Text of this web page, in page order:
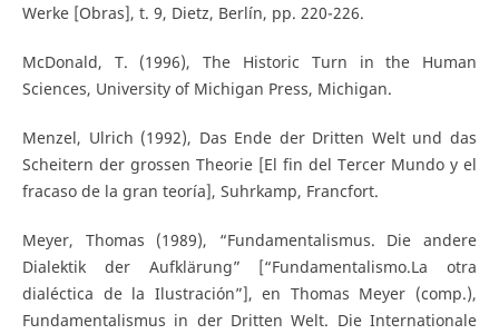
Werke [Obras], t. 9, Dietz, Berlín, pp. 220-226.
McDonald, T. (1996), The Historic Turn in the Human
Sciences, University of Michigan Press, Michigan.
Menzel, Ulrich (1992), Das Ende der Dritten Welt und das
Scheitern der grossen Theorie [El fin del Tercer Mundo y el
fracaso de la gran teoría], Suhrkamp, Francfort.
Meyer, Thomas (1989), “Fundamentalismus. Die andere
Dialektik der Aufklärung” [“Fundamentalismo.La otra
dialéctica de la Ilustración”], en Thomas Meyer (comp.),
Fundamentalismus in der Dritten Welt. Die Internationale